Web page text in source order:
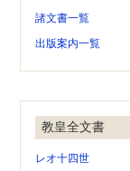
諸文書一覧
出版案内一覧
教皇全文書
レオ十四世